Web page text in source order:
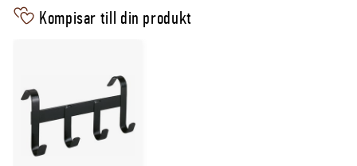
Design
Pretty Girl
Användning
Daglig hantering, skötsel och ledning
Kompisar till din produkt